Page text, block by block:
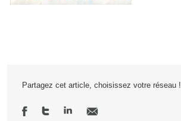
Partagez cet article, choisissez votre réseau !